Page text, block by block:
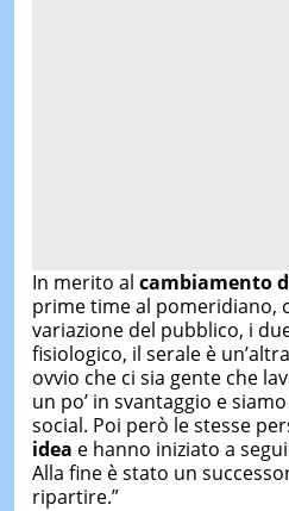
In merito al cambiamento
prime time al pomeridiano,
variazione del pubblico, i
fisiologico, il serale è
ovvio che ci sia gente che
un po’ in svantaggio e
social. Poi però le stesse
idea e hanno iniziato a
Alla fine è stato un
ripartire.”